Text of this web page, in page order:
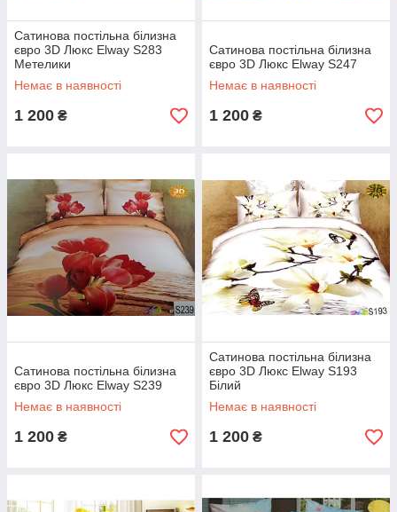
Сатинова постільна білизна
євро 3D Люкс Elway S283
Метелики
Немає в наявності
1 200 ₴
Сатинова постільна білизна
євро 3D Люкс Elway S247
Немає в наявності
1 200 ₴
Сатинова постільна білизна
євро 3D Люкс Elway S239
Немає в наявності
1 200 ₴
Сатинова постільна білизна
євро 3D Люкс Elway S193
Білий
Немає в наявності
1 200 ₴